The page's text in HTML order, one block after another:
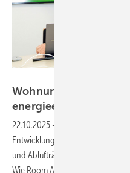
Wohnungslüftung
energieeffizient
22.10.2025 -
Entwicklungsschritt mit einem
und Ablufträumen einen
Wie Room Air Volume-Control